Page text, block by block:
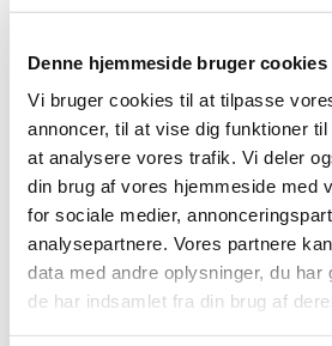
Denne hjemmeside bruger cookies
Vi bruger cookies til at tilpasse
annoncer, til at vise dig funktioner
at analysere vores trafik. Vi deler
din brug af vores hjemmeside med
for sociale medier,
analysepartnere. Vores partnere
data med andre oplysninger, du har
de har indsamlet fra din brug af
Trimbow® får generelt
|3. august 2017
Lægemiddelstyrelsen har besluttet,
virkning fra den 14. august 2017 skal
Pergoveris i fyldt pen® får
| 3. august 2017
Lægemiddelstyrelsen har besluttet,
pen skal have generelt tilskud.
Endnu et parti forfalskede